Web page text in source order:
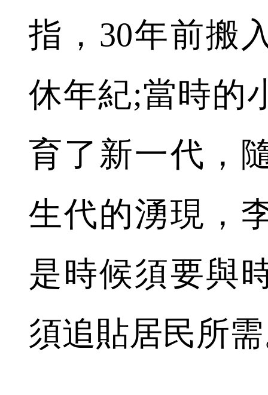
指，30年前搬
休年紀;當時的
育了新一代，
生代的湧現，
是時候須要與
須追貼居民所